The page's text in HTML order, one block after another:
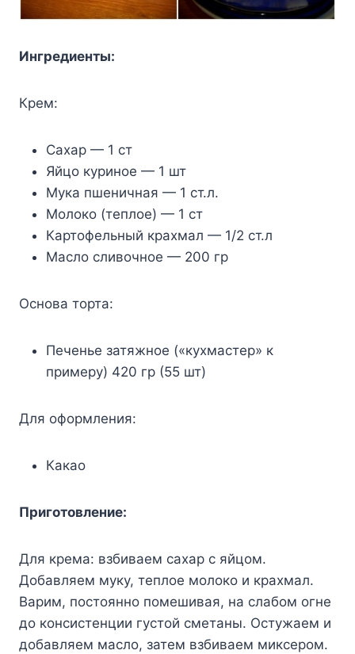
Ингредиенты:
Крем:
Сахар — 1 ст
Яйцо куриное — 1 шт
Мука пшеничная — 1 ст.л.
Молоко (теплое) — 1 ст
Картофельный крахмал — 1/2 ст.л
Масло сливочное — 200 гр
Основа торта:
Печенье затяжное («кухмастер» к
примеру) 420 гр (55 шт)
Для оформления:
Какао
Приготовление:
Для крема: взбиваем сахар с яйцом.
Добавляем муку, теплое молоко и крахмал.
Варим, постоянно помешивая, на слабом огне
до консистенции густой сметаны. Остужаем и
добавляем масло, затем взбиваем миксером.